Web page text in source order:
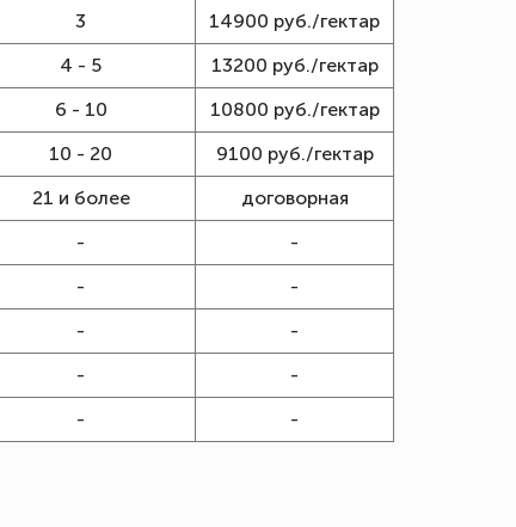
3
14900 руб./гектар
4 - 5
13200 руб./гектар
6 - 10
10800 руб./гектар
10 - 20
9100 руб./гектар
21 и более
договорная
-
-
-
-
-
-
-
-
- -